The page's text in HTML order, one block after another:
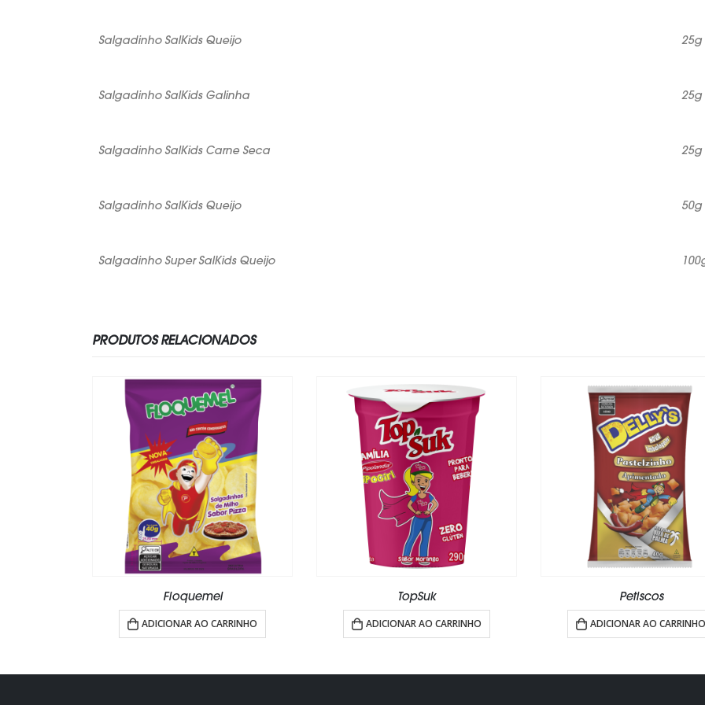
Salgadinho SalKids Queijo 25g
Salgadinho SalKids Galinha 25g
Salgadinho SalKids Carne Seca 25g
Salgadinho SalKids Queijo 50g
Salgadinho Super SalKids Queijo
PRODUTOS RELACIONADOS
TopSuk
ADICIONAR AO CARRINHO
Petiscos
ADICIONAR AO CARRINHO
Delly’s
ADICIONAR AO